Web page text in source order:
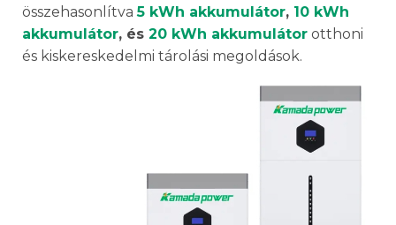
összehasonlítva5 kWh akkumulátor, 10 kWh
akkumulátor, és 20 kWh akkumulátor otthoni
és kiskereskedelmi tárolási megoldások.